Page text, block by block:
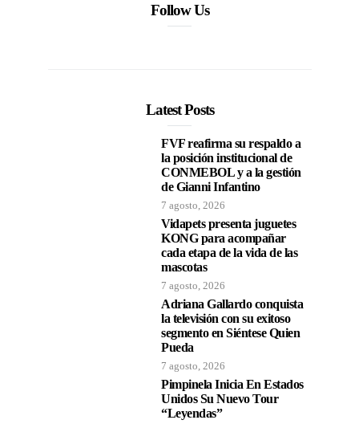
Follow Us
Latest Posts
FVF reafirma su respaldo a
la posición institucional de
CONMEBOL y a la gestión
de Gianni Infantino
7 agosto, 2026
Vidapets presenta juguetes
KONG para acompañar
cada etapa de la vida de las
mascotas
7 agosto, 2026
Adriana Gallardo conquista
la televisión con su exitoso
segmento en Siéntese Quien
Pueda
7 agosto, 2026
Pimpinela Inicia En Estados
Unidos Su Nuevo Tour
“Leyendas”